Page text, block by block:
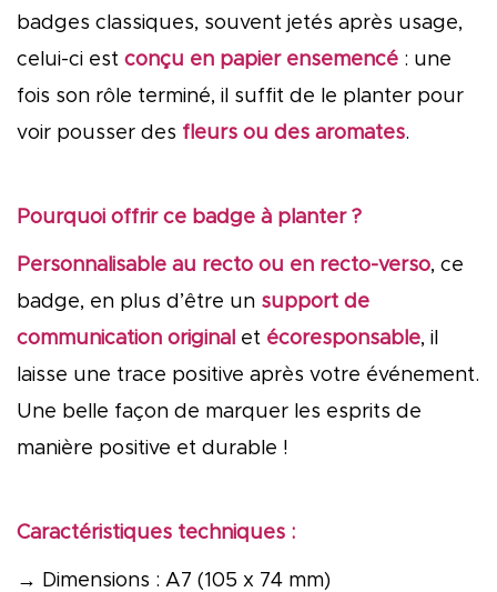
badges classiques, souvent jetés après usage,
celui-ci est conçu en papier ensemencé : une
fois son rôle terminé, il suffit de le planter pour
voir pousser des fleurs ou des aromates.
Pourquoi offrir ce badge à planter ?
Personnalisable au recto ou en recto-verso, ce
badge, en plus d’être un support de
communication original et écoresponsable, il
laisse une trace positive après votre événement.
Une belle façon de marquer les esprits de
manière positive et durable !
Caractéristiques techniques :
→ Dimensions : A7 (105 x 74 mm)